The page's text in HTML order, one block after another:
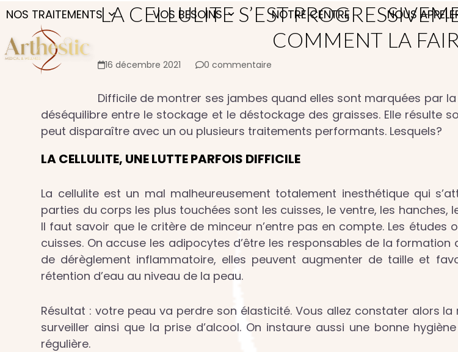
Skip
content
NOS TRAITEMENTS VOS BESOINS NOTRE CENTRE NOUS
LA CELLULITE S’EST
COMMENT LA
16 décembre 2021 0 commentaire
Difficile de montrer ses jambes quand elles sont marquées par
déséquilibre entre le stockage et le déstockage des graisses. Elle résulte
peut disparaître avec un ou plusieurs traitements performants. Lesquels?
LA CELLULITE, UNE LUTTE PARFOIS DIFFICILE
La cellulite est un mal malheureusement totalement inesthétique qui
parties du corps les plus touchées sont les cuisses, le ventre, les
Il faut savoir que le critère de minceur n’entre pas en compte. Les
cuisses. On accuse les adipocytes d’être les responsables de la formation
de dérèglement inflammatoire, elles peuvent augmenter de taille et
rétention d’eau au niveau de la peau.
Résultat : votre peau va perdre son élasticité. Vous allez constater alors la
surveiller ainsi que la prise d’alcool. On instaure aussi une bonne
régulière.